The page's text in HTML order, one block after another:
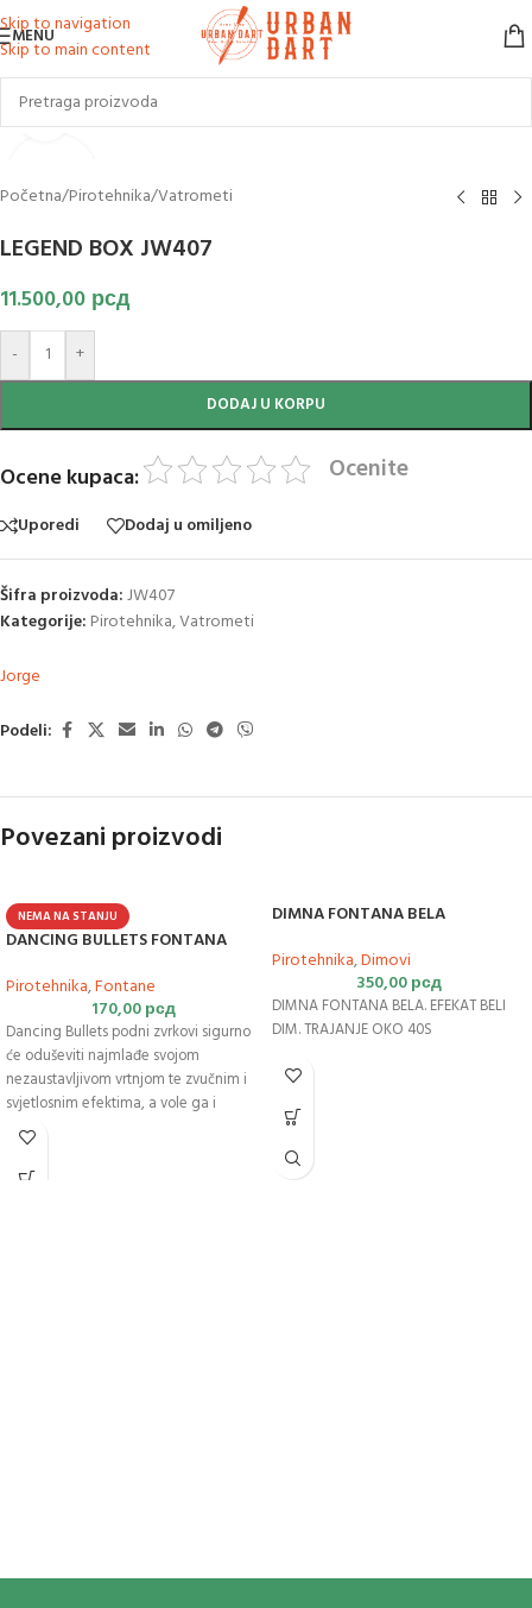
Skip to navigation
Skip to main content
MENU
Klikni za uvećanje slike
Početna/Pirotehnika/Vatrometi
LEGEND BOX JW407
11.500,00 рсд
- +
DODAJ U KORPU
Ocene kupaca: Ocenite
Uporedi Dodaj u omiljeno
Šifra proizvoda:JW407
Kategorije: Pirotehnika,Vatrometi
Jorge
Podeli:
Povezani proizvodi
NEMA NA STANJU
DANCING BULLETS FONTANA
Pirotehnika,Fontane
170,00рсд
Dancing Bullets podni zvrkovi sigurno
će oduševiti najmlađe svojom
nezaustavljivom vrtnjom te zvučnim i
svjetlosnim efektima, a vole ga i
stariji.Sadrži 5 komada u kutiji.
DIMNA FONTANA BELA
Pirotehnika,Dimovi
350,00рсд
DIMNA FONTANA BELA. EFEKAT BELI
DIM. TRAJANJE OKO 40S